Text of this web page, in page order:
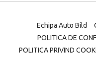
Echipa Auto Bild
POLITICA DE
POLITICA PRIVIND